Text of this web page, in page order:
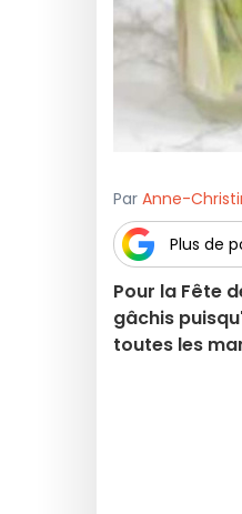
Par Anne-
Plus de
Pour la Fête
gâchis
toutes les